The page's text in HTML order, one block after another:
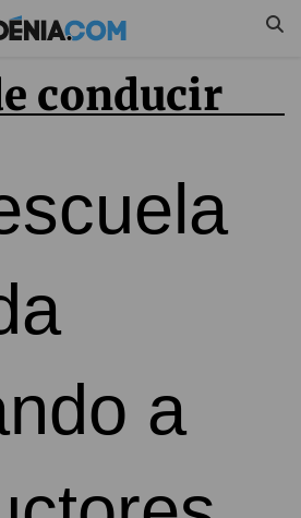
conducir